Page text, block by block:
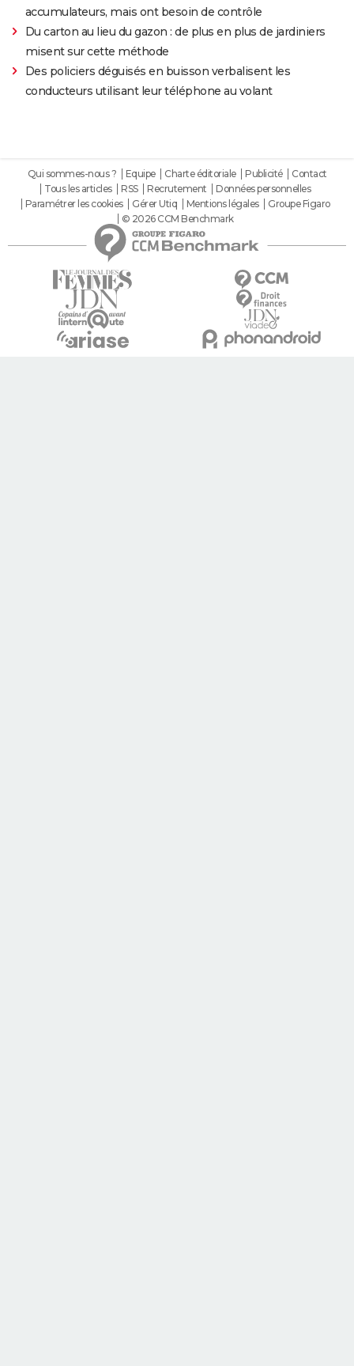
accumulateurs, mais ont besoin de contrôle
Du carton au lieu du gazon : de plus en plus de jardiniers
misent sur cette méthode
Des policiers déguisés en buisson verbalisent les
conducteurs utilisant leur téléphone au volant
Qui sommes-nous ? Equipe Charte éditoriale Publicité
Contact
Tous les articles
RSS Recrutement
Données personnelles
Paramétrer les cookies
Gérer Utiq Mentions légales
Groupe Figaro
© 2026 CCM Benchmark